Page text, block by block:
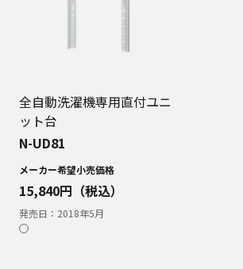
全自動洗濯機専用直付ユニ
ット台
N-UD81
メーカー希望小売価格
15,840円（税込）
発売日： 2018年5月